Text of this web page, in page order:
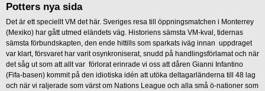
Potters nya sida
Det är ett speciellt VM det här. Sveriges resa till öppningsmatchen i Monterrey
(Mexiko) har gått utmed eländets väg. Historiens sämsta VM-kval, tidernas
sämsta förbundskapten, den ende hittills som sparkats iväg innan uppdraget
var klart, försvaret har varit osynkroniserat, snudd på handlingsförlamat och när
det såg ut som att allt var förlorat erinrade vi oss att dåren Gianni Infantino
(Fifa-basen) kommit på den idiotiska idén att utöka deltagarländerna till 48 lag
och när vi raljerade som värst om Nations League och alla små ö-nationer som